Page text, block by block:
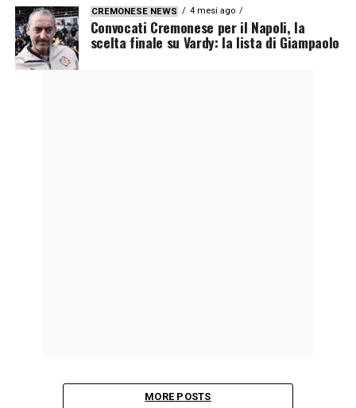
CREMONESE NEWS 4 mesi ago
Convocati Cremonese per il Napoli, la
scelta finale su Vardy: la lista di Giampaolo
MORE POSTS